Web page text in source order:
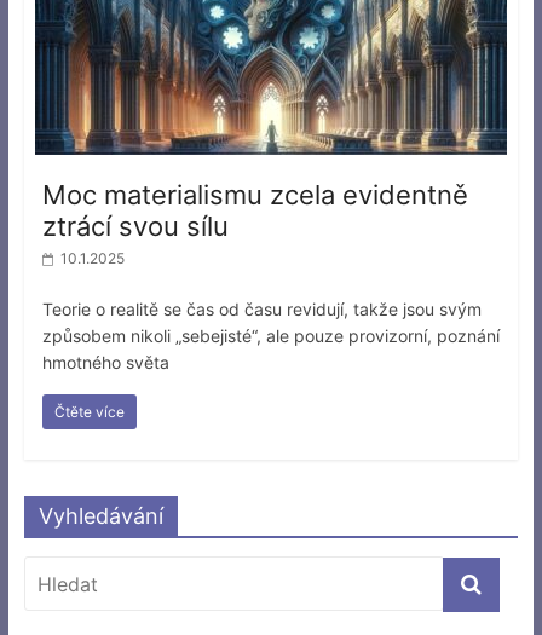
Moc materialismu zcela evidentně
ztrácí svou sílu
10.1.2025
Teorie o realitě se čas od času revidují, takže jsou svým
způsobem nikoli „sebejisté“, ale pouze provizorní, poznání
hmotného světa
Čtěte více
Vyhledávání